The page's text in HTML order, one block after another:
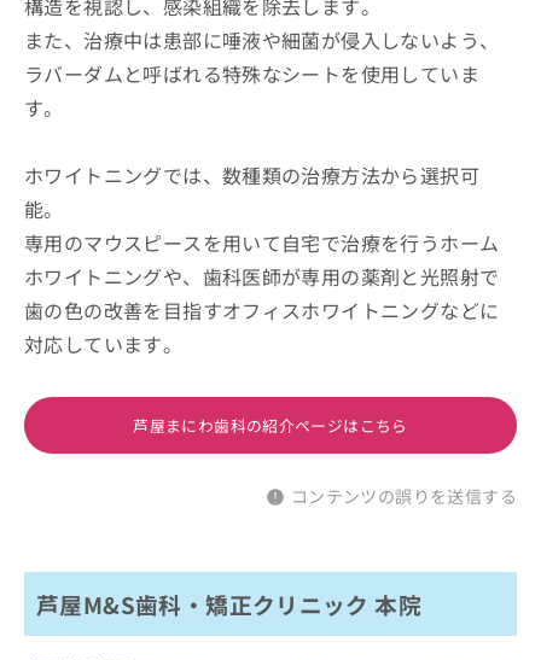
また、治療中は患部に唾液や細菌が侵入しないよう、
ラバーダムと呼ばれる特殊なシートを使用していま
す。
ホワイトニングでは、数種類の治療方法から選択可
能。
専用のマウスピースを用いて自宅で治療を行うホーム
ホワイトニングや、歯科医師が専用の薬剤と光照射で
歯の色の改善を目指すオフィスホワイトニングなどに
対応しています。
芦屋まにわ歯科の紹介ページはこちら
コンテンツの誤りを送信する
芦屋M&S歯科・矯正クリニック 本院